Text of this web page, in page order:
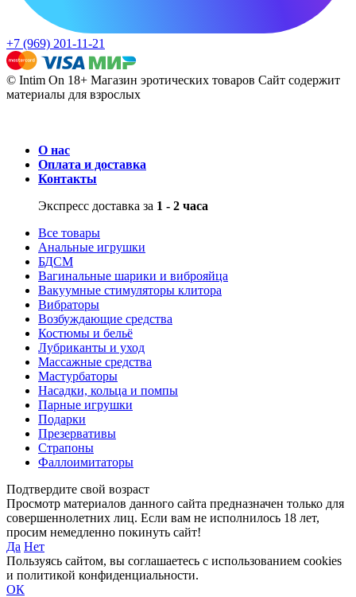
+7 (969) 201-11-21
© Intim On 18+ Магазин эротических товаров Сайт содержит
материалы для взрослых
О нас
Оплата и доставка
Контакты
Экспресс доставка за 1 - 2 часа
Все товары
Анальные игрушки
БДСМ
Вагинальные шарики и виброяйца
Вакуумные стимуляторы клитора
Вибраторы
Возбуждающие средства
Костюмы и бельё
Лубриканты и уход
Массажные средства
Мастурбаторы
Насадки, кольца и помпы
Парные игрушки
Подарки
Презервативы
Страпоны
Фаллоимитаторы
Подтвердите свой возраст
Просмотр материалов данного сайта предназначен только для
совершеннолетних лиц. Если вам не исполнилось 18 лет,
просим немедленно покинуть сайт!
Да Нет
Пользуясь сайтом, вы соглашаетесь с использованием cookies
и политикой конфиденциальности.
ОК